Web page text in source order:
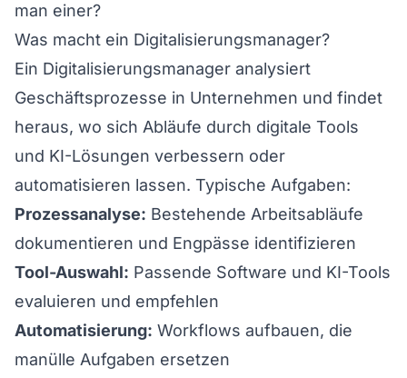
man einer?
Was macht ein Digitalisierungsmanager?
Ein Digitalisierungsmanager analysiert
Geschäftsprozesse in Unternehmen und findet
heraus, wo sich Abläufe durch digitale Tools
und KI-Lösungen verbessern oder
automatisieren lassen. Typische Aufgaben:
Prozessanalyse: Bestehende Arbeitsabläufe
dokumentieren und Engpässe identifizieren
Tool-Auswahl: Passende Software und KI-Tools
evaluieren und empfehlen
Automatisierung: Workflows aufbauen, die
manülle Aufgaben ersetzen